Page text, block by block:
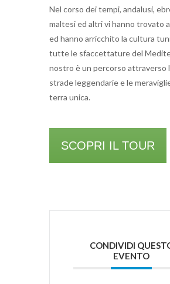
Nel corso dei tempi, andalusi,
maltesi ed altri vi hanno trovato
ed hanno arricchito la cultura
tutte le sfaccettature del
nostro è un percorso attraverso
strade leggendarie e le
terra unica.
SCOPRI IL TOUR
CONDIVIDI
EVENTO